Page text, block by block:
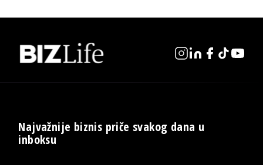
Najvažnije biznis priče svakog dana u
inboksu